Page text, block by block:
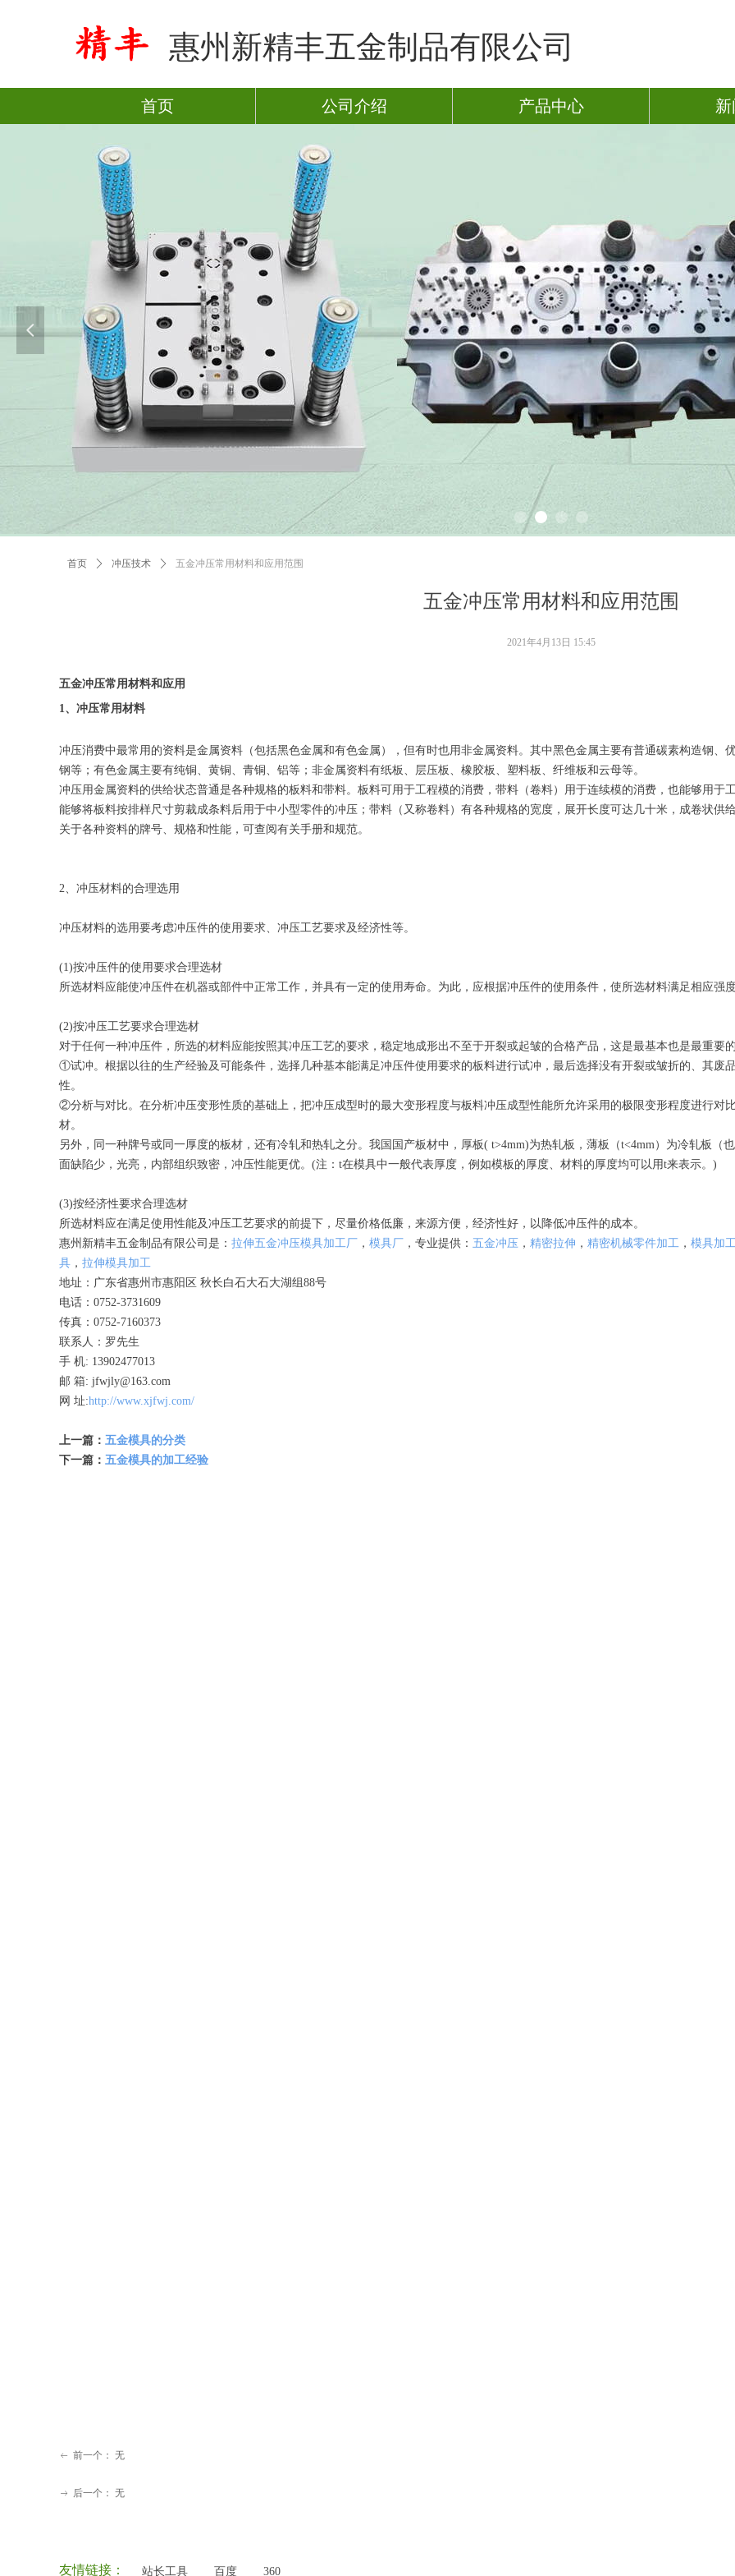
넳
惠州新精丰五金制品有限公司
首页 公司介绍 产品中心
五金冲压常用材料和应用范围
首页 ꄲ 冲压技术 ꄲ 五金冲压常用材料和应用范围
五金冲压常用材料和应用
1、冲压常用材料
冲压消费中最常用的资料是金属资料（包括黑色金属和有色金属），但有时也用非金属资料。其中黑色金属主要有普通碳素构造钢、
钢等；有色金属主要有纯铜、黄铜、青铜、铝等；非金属资料有纸板、层压板、橡胶板、塑料板、纤维板和云母等。
冲压用金属资料的供给状态普通是各种规格的板料和带料。板料可用于工程模的消费，带料（卷料）用于连续模的消费，也能够用于
能够将板料按排样尺寸剪裁成条料后用于中小型零件的冲压；带料（又称卷料）有各种规格的宽度，展开长度可达几十米，成卷状供
关于各种资料的牌号、规格和性能，可查阅有关手册和规范。
2、冲压材料的合理选用
冲压材料的选用要考虑冲压件的使用要求、冲压工艺要求及经济性等。
(1)按冲压件的使用要求合理选材
所选材料应能使冲压件在机器或部件中正常工作，并具有一定的使用寿命。为此，应根据冲压件的使用条件，使所选材料满足相应强
(2)按冲压工艺要求合理选材
对于任何一种冲压件，所选的材料应能按照其冲压工艺的要求，稳定地成形出不至于开裂或起皱的合格产品，这是最基本也是最重要
①试冲。根据以往的生产经验及可能条件，选择几种基本能满足冲压件使用要求的板料进行试冲，最后选择没有开裂或皱折的、其废
性。
②分析与对比。在分析冲压变形性质的基础上，把冲压成型时的最大变形程度与板料冲压成型性能所允许采用的极限变形程度进行对
材。
另外，同一种牌号或同一厚度的板材，还有冷轧和热轧之分。我国国产板材中，厚板( t>4mm)为热轧板，薄板（t<4mm）为冷轧板（
面缺陷少，光亮，内部组织致密，冲压性能更优。(注：t在模具中一般代表厚度，例如模板的厚度、材料的厚度均可以用t来表示。)
(3)按经济性要求合理选材
所选材料应在满足使用性能及冲压工艺要求的前提下，尽量价格低廉，来源方便，经济性好，以降低冲压件的成本。
惠州新精丰五金制品有限公司是： 拉伸五金冲压模具加工厂 ， 模具厂 ，专业提供： 五金冲压 ， 精密拉伸 ， 精密机械零件加工 ， 模具加
具 ， 拉伸模具加工
地址：广东省惠州市惠阳区 秋长白石大石大湖组88号
电话：0752-3731609
传真：0752-7160373
联系人：罗先生
手 机: 13902477013
邮 箱: jfwjly@163.com
网 址:http://www.xjfwj.com/
上一篇： 五金模具的分类
下一篇： 五金模具的加工经验
2021年4月13日 15:45
ꂃ 前一个： 无
ꁹ 后一个： 无
友情链接： 站长工具 百度 360